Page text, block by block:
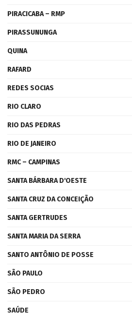
PIRACICABA – RMP
PIRASSUNUNGA
QUINA
RAFARD
REDES SOCIAS
RIO CLARO
RIO DAS PEDRAS
RIO DE JANEIRO
RMC – CAMPINAS
SANTA BÁRBARA D'OESTE
SANTA CRUZ DA CONCEIÇÃO
SANTA GERTRUDES
SANTA MARIA DA SERRA
SANTO ANTÔNIO DE POSSE
SÃO PAULO
SÃO PEDRO
SAÚDE